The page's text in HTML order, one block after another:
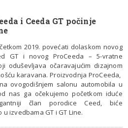
i Ceeda GT počinje
2019. povećati dolaskom novog
GT i novog ProCeeda – 5-vratne
oduševljava očaravajućim dizajnom
karavana. Proizvodnja ProCeeda,
ovogodišnjem salonu automobila u
nas ga očekujemo početkom iduće
član porodice Ceed, biće
izvedbama GT i GT Line.